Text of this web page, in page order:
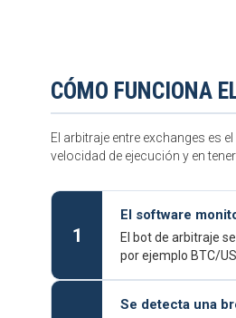
CÓMO FUNCIONA
El arbitraje entre exchanges es
velocidad de ejecución y en
1
El software
El bot de arbitraje
por ejemplo BTC/
Se detecta una